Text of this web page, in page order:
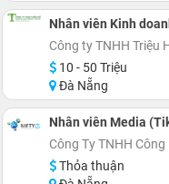
Nhân viên Kinh
Công ty TNHH Triệu
10 - 50 Triệu
Đà Nẵng
Nhân viên Media
Công Ty TNHH
Thỏa thuận